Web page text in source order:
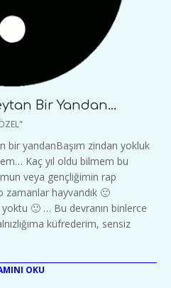
Bir Yandan…
bir yandanBaşım zindan yokluk
Kaç yıl oldu bilmem bu
veya gençliğimin rap
zamanlar hayvandık 🙂
🙂 … Bu devranın binlerce
küfrederim, sensiz
OKU